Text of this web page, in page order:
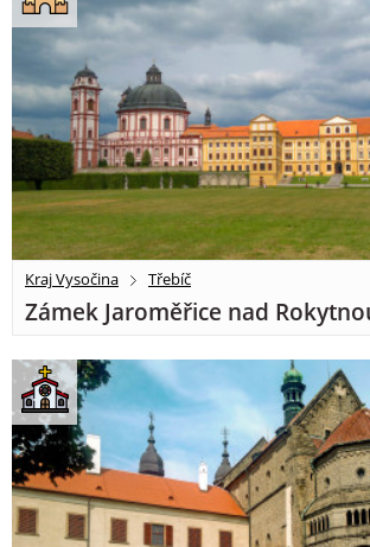
Kraj Vysočina Třebíč
Zámek Jaroměřice nad